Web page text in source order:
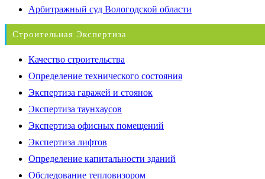
Арбитражный суд Вологодской области
Строительная Экспертиза
Качество строительства
Определение технического состояния
Экспертиза гаражей и стоянок
Экспертиза таунхаусов
Экспертиза офисных помещений
Экспертиза лифтов
Определение капитальности зданий
Обследование тепловизором